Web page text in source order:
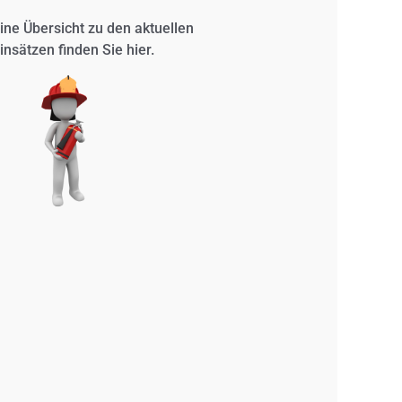
Übersicht zu den aktuellen
finden Sie hier.